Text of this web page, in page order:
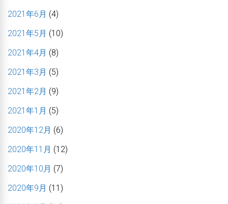
2021年6月 (4)
2021年5月 (10)
2021年4月 (8)
2021年3月 (5)
2021年2月 (9)
2021年1月 (5)
2020年12月 (6)
2020年11月 (12)
2020年10月 (7)
2020年9月 (11)